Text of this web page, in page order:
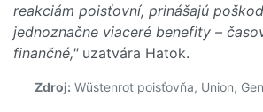
reakciám poisťovní, prinášajú
jednoznačne viaceré benefity –
finančné," uzatvára Hatok.
Zdroj: Wüstenrot poisťovňa, Union,